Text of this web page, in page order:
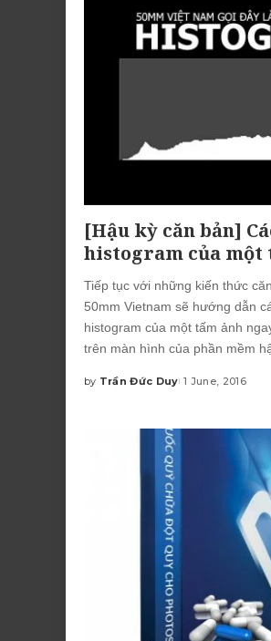
[Hậu kỳ căn bản]
histogram của một
Tiếp tục với những kiến thức
50mm Vietnam sẽ hướng dẫn
histogram của một tấm ảnh
trên màn hình của phần mềm
Posted
by Trần Đức Duy 1 June, 2016